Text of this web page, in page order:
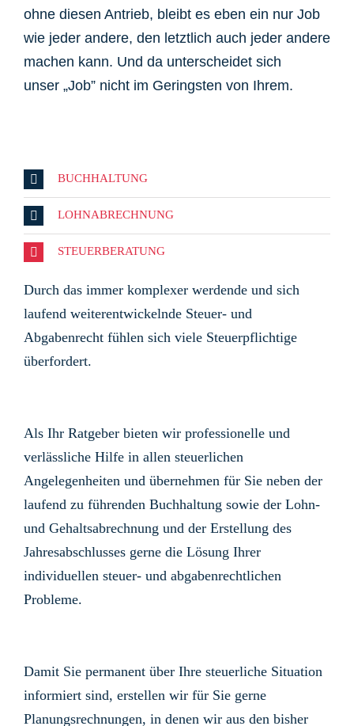
ohne diesen Antrieb, bleibt es eben ein nur Job
wie jeder andere, den letztlich auch jeder andere
machen kann. Und da unterscheidet sich
unser „Job” nicht im Geringsten von Ihrem.
BUCHHALTUNG
LOHNABRECHNUNG
STEUERBERATUNG
Durch das immer komplexer werdende und sich
laufend weiterentwickelnde Steuer- und
Abgabenrecht fühlen sich viele Steuerpflichtige
überfordert.
Als Ihr Ratgeber bieten wir professionelle und
verlässliche Hilfe in allen steuerlichen
Angelegenheiten und übernehmen für Sie neben der
laufend zu führenden Buchhaltung sowie der Lohn-
und Gehaltsabrechnung und der Erstellung des
Jahresabschlusses gerne die Lösung Ihrer
individuellen steuer- und abgabenrechtlichen
Probleme.
Damit Sie permanent über Ihre steuerliche Situation
informiert sind, erstellen wir für Sie gerne
Planungsrechnungen, in denen wir aus den bisher